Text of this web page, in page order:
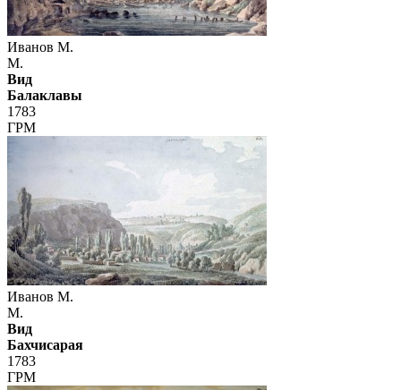
Иванов М.
М.
Вид
Балаклавы
1783
ГРМ
Иванов М.
М.
Вид
Бахчисарая
1783
ГРМ